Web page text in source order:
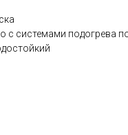
с системами подогрева